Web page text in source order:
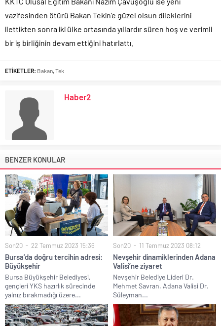
vazifesinden ötürü Bakan Tekin’e güzel olsun dileklerini
ilettikten sonra iki ülke ortasında yıllardır süren hoş ve verimli
bir iş birliğinin devam ettiğini hatırlattı.
ETİKETLER: Bakan Tek
Haber2
BENZER KONULAR
Son20 22 Temmuz 2023 15:36
Bursa’da doğru tercihin adresi:
Büyükşehir
Bursa Büyükşehir Belediyesi,
gençleri YKS hazırlık sürecinde
yalnız bırakmadığı üzere...
Son20 11 Temmuz 2023 08:12
Nevşehir dinamiklerinden Adana
Valisi’ne ziyaret
Nevşehir Belediye Lideri Dr.
Mehmet Savran, Adana Valisi Dr.
Süleyman...